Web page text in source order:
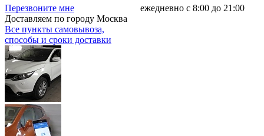
Перезвоните мне
ежедневно с 8:00 до 21:00
Доставляем по городу Москва
Все пункты самовывоза,
способы и сроки доставки